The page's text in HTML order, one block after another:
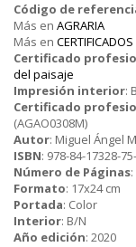
Código de
Más en AGRARIA
Más en
Certificado
del paisaje
Impresión interior:
Certificado
(AGAO0308M)
Autor: Miguel Ángel
ISBN: 978-84-17328-
Número de Páginas:
Formato: 17x24 cm
Portada: Color
Interior: B/N
Año edición: 2020